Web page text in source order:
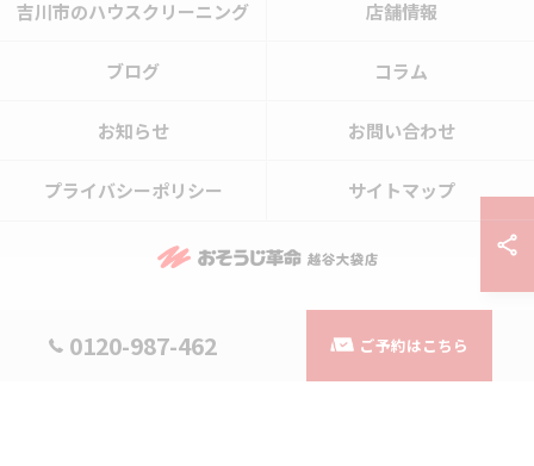
0120-987-462 ご予約はこちら
吉川市のハウスクリーニング 店舗情報
ブログ コラム
お知らせ お問い合わせ
プライバシーポリシー サイトマップ
© 2026 埼玉県越谷市のハウスクリーニングならおそうじ革命越谷大袋店 ALL
RIGHTS RESERVED.